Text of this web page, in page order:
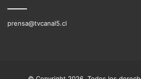
prensa@tvcanal5.cl